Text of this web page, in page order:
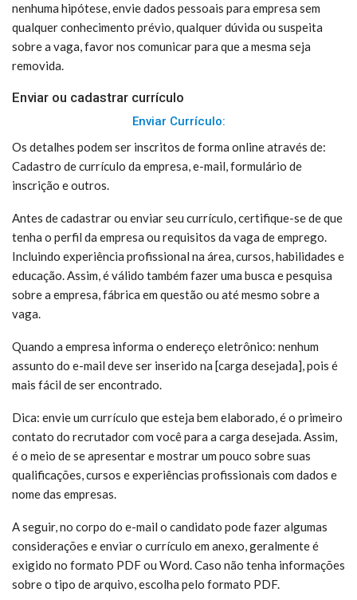
nenhuma hipótese, envie dados pessoais para empresa sem
qualquer conhecimento prévio, qualquer dúvida ou suspeita
sobre a vaga, favor nos comunicar para que a mesma seja
removida.
Enviar ou cadastrar currículo
Enviar Currículo:
Os detalhes podem ser inscritos de forma online através de:
Cadastro de currículo da empresa, e-mail, formulário de
inscrição e outros.
Antes de cadastrar ou enviar seu currículo, certifique-se de que
tenha o perfil da empresa ou requisitos da vaga de emprego.
Incluindo experiência profissional na área, cursos, habilidades e
educação. Assim, é válido também fazer uma busca e pesquisa
sobre a empresa, fábrica em questão ou até mesmo sobre a
vaga.
Quando a empresa informa o endereço eletrônico: nenhum
assunto do e-mail deve ser inserido na [carga desejada], pois é
mais fácil de ser encontrado.
Dica: envie um currículo que esteja bem elaborado, é o primeiro
contato do recrutador com você para a carga desejada. Assim,
é o meio de se apresentar e mostrar um pouco sobre suas
qualificações, cursos e experiências profissionais com dados e
nome das empresas.
A seguir, no corpo do e-mail o candidato pode fazer algumas
considerações e enviar o currículo em anexo, geralmente é
exigido no formato PDF ou Word. Caso não tenha informações
sobre o tipo de arquivo, escolha pelo formato PDF.